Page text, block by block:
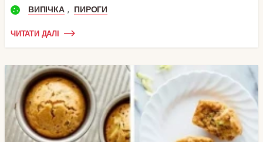
ВИПІЧКА , ПИРОГИ
ЧИТАТИ ДАЛІ